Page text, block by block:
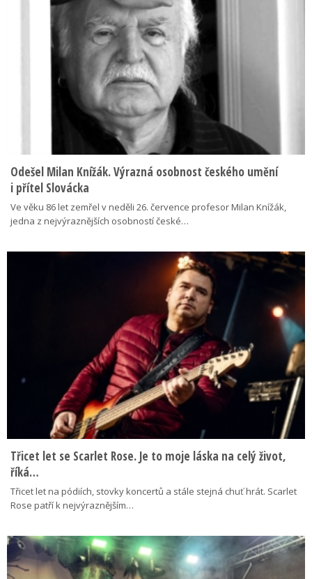
Odešel Milan Knížák. Výrazná osobnost českého umění
i přítel Slovácka
Ve věku 86 let zemřel v neděli 26. července profesor Milan Knížák,
jedna z nejvýraznějších osobností české…
Třicet let se Scarlet Rose. Je to moje láska na celý život,
říká…
Třicet let na pódiích, stovky koncertů a stále stejná chuť hrát. Scarlet
Rose patří k nejvýraznějším…